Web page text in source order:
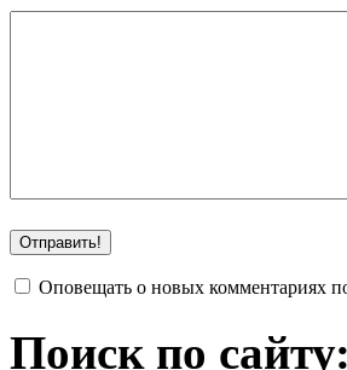
Оповещать о новых комментариях
Поиск по сайту: